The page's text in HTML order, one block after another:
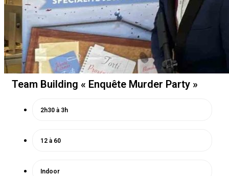
Team Building « Enquête Murder Party »
2h30 à 3h
12 à 60
Indoor